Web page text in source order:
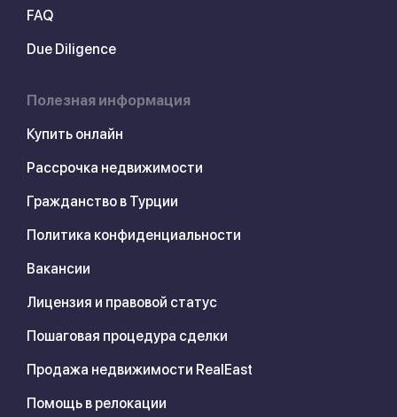
FAQ
Due Diligence
Полезная информация
Купить онлайн
Рассрочка недвижимости
Гражданство в Турции
Политика конфиденциальности
Вакансии
Лицензия и правовой статус
Пошаговая процедура сделки
Продажа недвижимости RealEast
Помощь в релокации